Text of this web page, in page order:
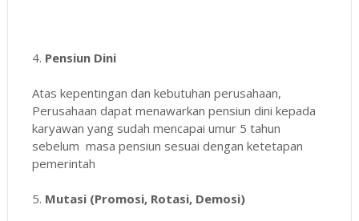
4. Pensiun Dini
Atas kepentingan dan kebutuhan perusahaan,
Perusahaan dapat menawarkan pensiun dini kepada
karyawan yang sudah mencapai umur 5 tahun
sebelum masa pensiun sesuai dengan ketetapan
pemerintah
5. Mutasi (Promosi, Rotasi, Demosi)